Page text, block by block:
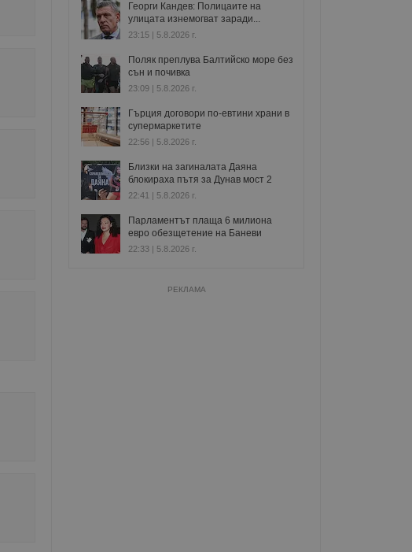
Георги Кандев: Полицаите на
улицата изнемогват заради...
23:15 | 5.8.2026 г.
Поляк преплува Балтийско море без
сън и почивка
23:09 | 5.8.2026 г.
Гърция договори по-евтини храни в
супермаркетите
22:56 | 5.8.2026 г.
Близки на загиналата Даяна
блокираха пътя за Дунав мост 2
22:41 | 5.8.2026 г.
Парламентът плаща 6 милиона
евро обезщетение на Баневи
22:33 | 5.8.2026 г.
РЕКЛАМА